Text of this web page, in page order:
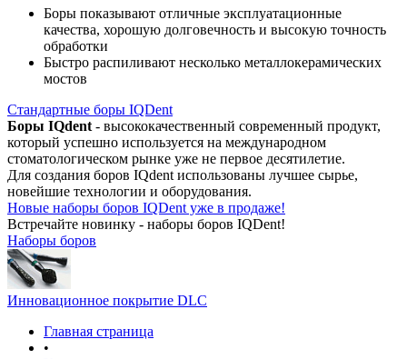
Боры показывают отличные эксплуатационные
качества, хорошую долговечность и высокую точность
обработки
Быстро распиливают несколько металлокерамических
мостов
Стандартные боры IQDent
Боры IQdent - высококачественный современный продукт,
который успешно используется на международном
стоматологическом рынке уже не первое десятилетие.
Для создания боров IQdent использованы лучшее сырье,
новейшие технологии и оборудования.
Новые наборы боров IQDent уже в продаже!
Встречайте новинку - наборы боров IQDent!
Наборы боров
Инновационное покрытие DLC
Главная страница
•